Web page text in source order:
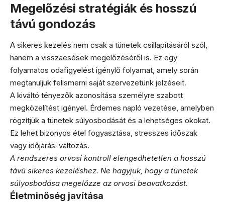
Megelőzési stratégiák és hosszú
távú gondozás
A sikeres kezelés nem csak a tünetek csillapításáról szól,
hanem a visszaesések megelőzéséről is. Ez egy
folyamatos odafigyelést igénylő folyamat, amely során
megtanuljuk felismerni saját szervezetünk jelzéseit.
A kiváltó tényezők azonosítása személyre szabott
megközelítést igényel. Érdemes napló vezetése, amelyben
rögzítjük a tünetek súlyosbodását és a lehetséges okokat.
Ez lehet bizonyos étel fogyasztása, stresszes időszak
vagy időjárás-változás.
A rendszeres orvosi kontroll elengedhetetlen a hosszú
távú sikeres kezeléshez. Ne hagyjuk, hogy a tünetek
súlyosbodása megelőzze az orvosi beavatkozást.
Életminőség javítása